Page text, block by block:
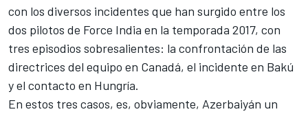
con los diversos incidentes que han surgido entre los
dos pilotos de Force India en la temporada 2017, con
tres episodios sobresalientes: la confrontación de las
directrices del equipo en Canadá, el incidente en Bakú
y el contacto en Hungría.
En estos tres casos, es, obviamente, Azerbaiyán un